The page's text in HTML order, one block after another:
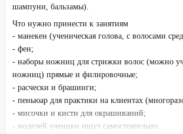
шампуни, бальзамы).
Что нужно принести к занятиям
- манекен (ученическая голова, с волосами
- фен;
- наборы ножниц для стрижки волос (можно
ножниц) прямые и филировочные;
- расчески и брашинги;
- пеньюар для практики на клиентах
- мисочки и кисти для окрашиваний;
- моделей ученики ищут самостоятельно.